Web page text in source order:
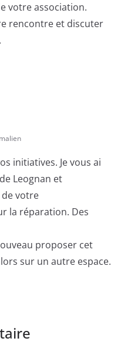
votre association.
rencontre et discuter
initiatives. Je vous ai
Leognan et
votre
la réparation. Des
proposer cet
sur un autre espace.